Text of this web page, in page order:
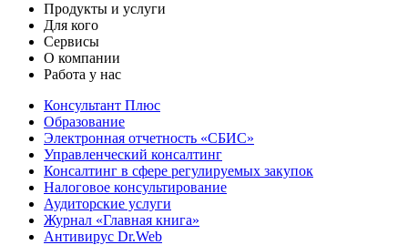
Продукты и услуги
Для кого
Сервисы
О компании
Работа у нас
Консультант Плюс
Образование
Электронная отчетность «СБИС»
Управленческий консалтинг
Консалтинг в сфере регулируемых закупок
Налоговое консультирование
Аудиторские услуги
Журнал «Главная книга»
Антивирус Dr.Web